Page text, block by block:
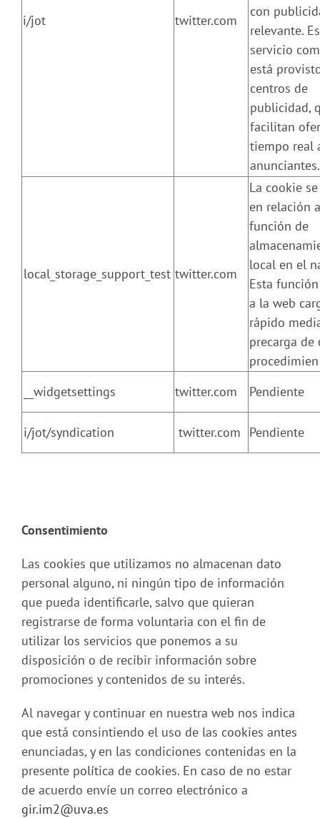
i/jot twitter.com
con
relevante.
servicio
está
centros de
publicidad,
facilitan
tiempo real
anunciantes.
local_storage_support_test twitter.com
La cookie
en relación
función de
local en el
Esta
a la web
rápido
precarga de
procedimien
__widgetsettings
twitter.com Pendiente
i/jot/syndication twitter.com Pendiente
Consentimiento
Las cookies que utilizamos no almacenan dato
personal alguno, ni ningún tipo de información
que pueda identificarle, salvo que quieran
registrarse de forma voluntaria con el fin de
utilizar los servicios que ponemos a su
disposición o de recibir información sobre
promociones y contenidos de su interés.
Al navegar y continuar en nuestra web nos indica
que está consintiendo el uso de las cookies antes
enunciadas, y en las condiciones contenidas en la
presente política de cookies. En caso de no estar
de acuerdo envíe un correo electrónico a
gir.im2@uva.es